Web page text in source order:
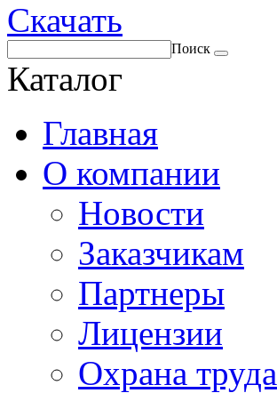
Скачать
Поиск
Каталог
Главная
О компании
Новости
Заказчикам
Партнеры
Лицензии
Охрана труда